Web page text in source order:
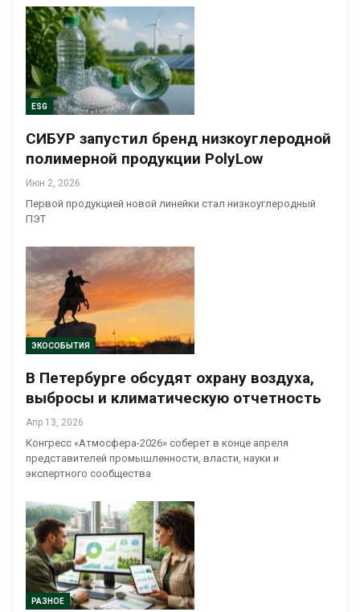
ESG
СИБУР запустил бренд низкоуглеродной
полимерной продукции PolyLow
Июн 2, 2026
Первой продукцией новой линейки стал низкоуглеродный
ПЭТ
ЭКОСОБЫТИЯ
В Петербурге обсудят охрану воздуха,
выбросы и климатическую отчетность
Апр 13, 2026
Конгресс «Атмосфера-2026» соберет в конце апреля
представителей промышленности, власти, науки и
экспертного сообщества
РАЗНОЕ